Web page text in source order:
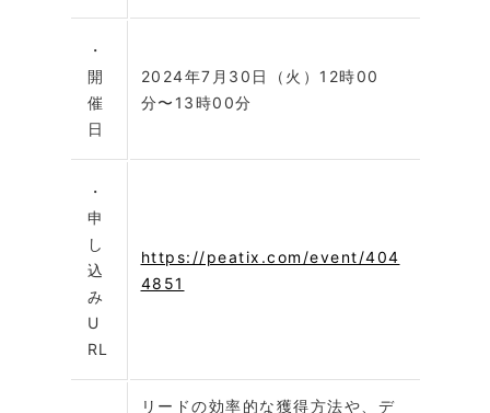
・
開
催
日
2024年7月30日（火）12時00
分〜13時00分
・
申
し
込
み
U
RL
https://peatix.com/event/404
4851
リードの効率的な獲得方法や、デ